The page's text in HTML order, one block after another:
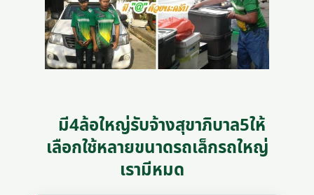
มี4ล้อใหญ่รับจ้างสุขาภิบาล5ให้
เลือกใช้หลายขนาดรถเล็กรถใหญ่
เรามีหมด